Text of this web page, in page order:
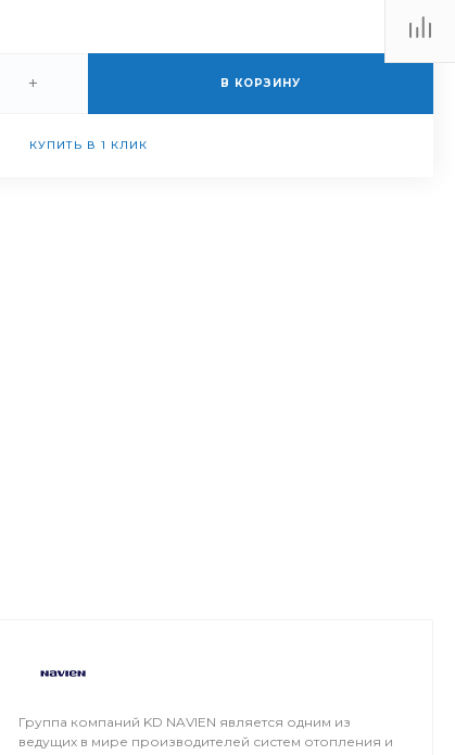
+ В КОРЗИНУ
КУПИТЬ В 1 КЛИК
Группа компаний KD NAVIEN является одним из
ведущих в мире производителей систем отопления и